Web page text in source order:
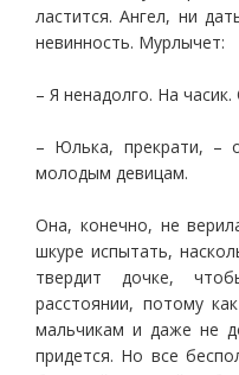
ластится. Ангел, ни
невинность. Мурлычет:
– Я ненадолго. На
– Юлька, прекрати, –
молодым девицам.
Она, конечно, не
шкуре испытать,
твердит дочке,
расстоянии, потому
мальчикам и даже не
придется. Но все